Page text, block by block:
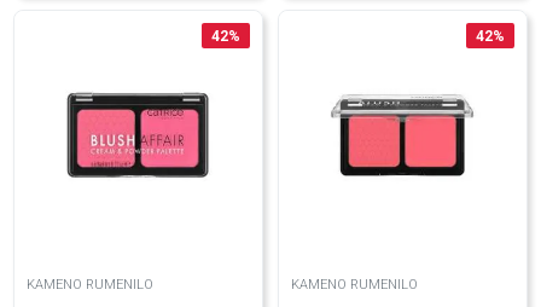
42%
KAMENO RUMENILO
42%
KAMENO RUMENILO